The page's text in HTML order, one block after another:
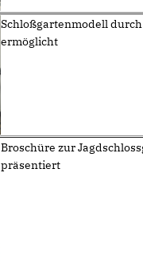
Schloßgartenmodell
ermöglicht
Broschüre zur
präsentiert